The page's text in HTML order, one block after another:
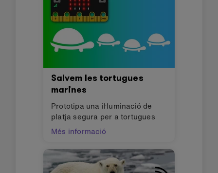
Salvem les tortugues
marines
Prototipa una il·luminació de
platja segura per a tortugues
Més informació